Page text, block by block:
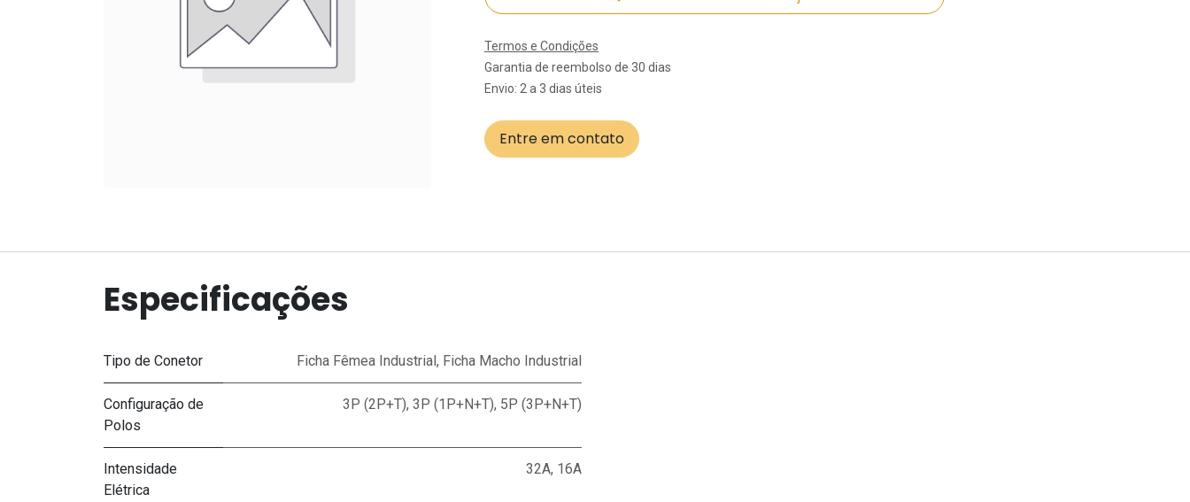
Termos e Condições
Garantia de reembolso de 30 dias
Envio: 2 a 3 dias úteis
Entre em contato
Especificações
Tipo de Conetor Ficha Fêmea Industrial, Ficha Macho Industrial
Configuração de
Polos
3P (2P+T), 3P (1P+N+T), 5P (3P+N+T)
Intensidade
Elétrica
32A, 16A